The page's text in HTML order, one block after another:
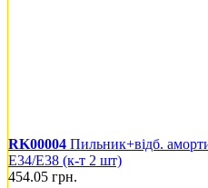
RK00004 Пильник+відб.
E34/E38 (к-т 2 шт)
454.05 грн.